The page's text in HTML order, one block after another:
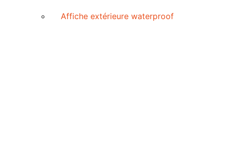
Affiche extérieure waterproof